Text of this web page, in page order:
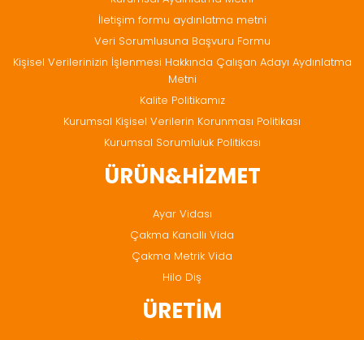
İletişim formu aydınlatma metni
Veri Sorumlusuna Başvuru Formu
Kişisel Verilerinizin İşlenmesi Hakkında Çalışan Adayı Aydınlatma
Metni
Kalite Politikamız
Kurumsal Kişisel Verilerin Korunması Politikası
Kurumsal Sorumluluk Politikası
ÜRÜN&HİZMET
Ayar Vidası
Çakma Kanallı Vida
Çakma Metrik Vida
Hilo Diş
ÜRETİM